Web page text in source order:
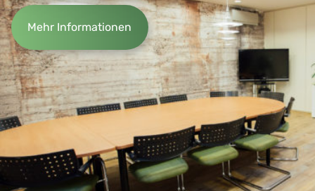
Mehr Informationen